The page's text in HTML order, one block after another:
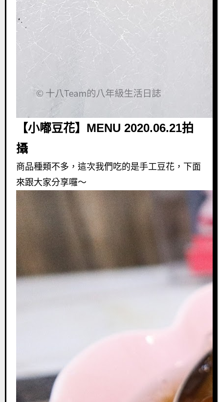
【小嘟豆花】MENU 2020.06.21拍
攝
商品種類不多，這次我們吃的是手工豆花，下面
來跟大家分享囉～